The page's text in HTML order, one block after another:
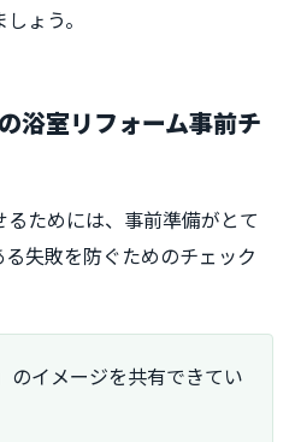
ょう。
浴室リフォーム事前チ
ためには、事前準備がとて
失敗を防ぐためのチェック
のイメージを共有できてい